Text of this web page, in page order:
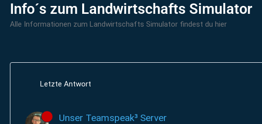
Info´s zum Landwirtschafts Simulator
Alle Informationen zum Landwirtschafts Simulator findest du hier
Letzte Antwort
Unser Teamspeak³ Server